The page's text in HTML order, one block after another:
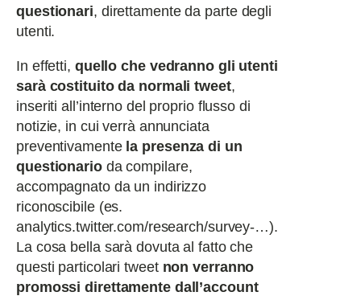
questionari, direttamente da parte degli
utenti.
In effetti, quello che vedranno gli utenti
sarà costituito da normali tweet,
inseriti all’interno del proprio flusso di
notizie, in cui verrà annunciata
preventivamente la presenza di un
questionarioda compilare,
accompagnato da un indirizzo
riconoscibile (es.
analytics.twitter.com/research/survey-…).
La cosa bella sarà dovuta al fatto che
questi particolari tweet non verranno
promossi direttamente dall’account